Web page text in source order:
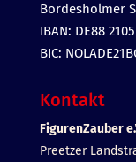
Bordesholmer
IBAN: DE88
BIC:
Kontakt
FigurenZauber
Preetzer